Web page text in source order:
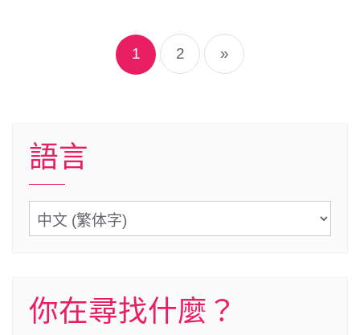
文
章
導
1 2 »
語言
語
言
你在尋找什麼？